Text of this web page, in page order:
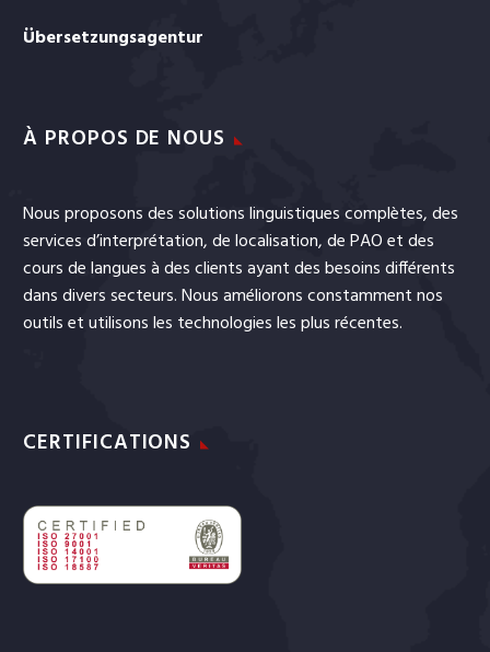
Übersetzungsagentur
À PROPOS DE NOUS
Nous proposons des solutions linguistiques complètes, des
servicesd’interprétation, delocalisation, dePAOetdes
cours de languesà des clients ayant des besoins différents
dans divers secteurs. Nous améliorons constamment nos
outils et utilisons les technologies les plus récentes.
CERTIFICATIONS